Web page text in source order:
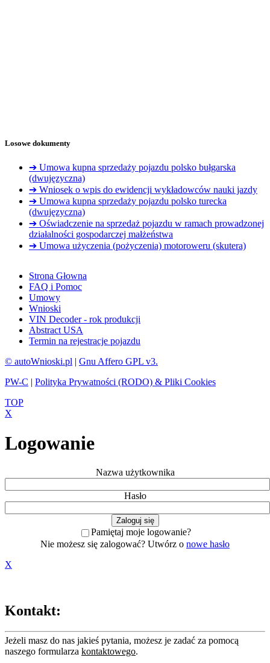
Losowe dokumenty
➔ Umowa kupna sprzedaży pojazdu polsko bułgarska
(dwujęzyczna)
➔ Wniosek o wpis do ewidencji wykładowców nauki jazdy
➔ Umowa kupna sprzedaży pojazdu polsko turecka
(dwujęzyczna)
➔ Oświadczenie na sprzedaż pojazdu w ramach prowadzonej
działalności gospodarczej małżeństwa
➔ Umowa użyczenia (pożyczenia) motoroweru (skutera)
Strona Głowna
FAQ i Pomoc
Umowy
Wnioski
VIN Decoder - rok produkcji
Abstract USA
Termin na rejestracje pojazdu
© autoWnioski.pl | Gnu Affero GPL v3.
PW-C | Polityka Prywatności (RODO) & Pliki Cookies
TOP
X
Logowanie
Nazwa użytkownika
Hasło
Pamiętaj moje logowanie?
Nie możesz się zalogować? Utwórz o nowe hasło
X
Kontakt:
Jeżeli masz do nas jakieś pytania, możesz je zadać za pomocą
naszego formularza kontaktowego.